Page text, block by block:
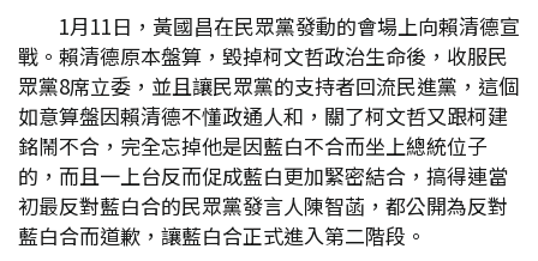
1月11日，黃國昌在民眾黨發動的會場上向賴清德宣
戰。賴清德原本盤算，毀掉柯文哲政治生命後，收服民
眾黨8席立委，並且讓民眾黨的支持者回流民進黨，這個
如意算盤因賴清德不懂政通人和，關了柯文哲又跟柯建
銘鬧不合，完全忘掉他是因藍白不合而坐上總統位子
的，而且一上台反而促成藍白更加緊密結合，搞得連當
初最反對藍白合的民眾黨發言人陳智菡，都公開為反對
藍白合而道歉，讓藍白合正式進入第二階段。